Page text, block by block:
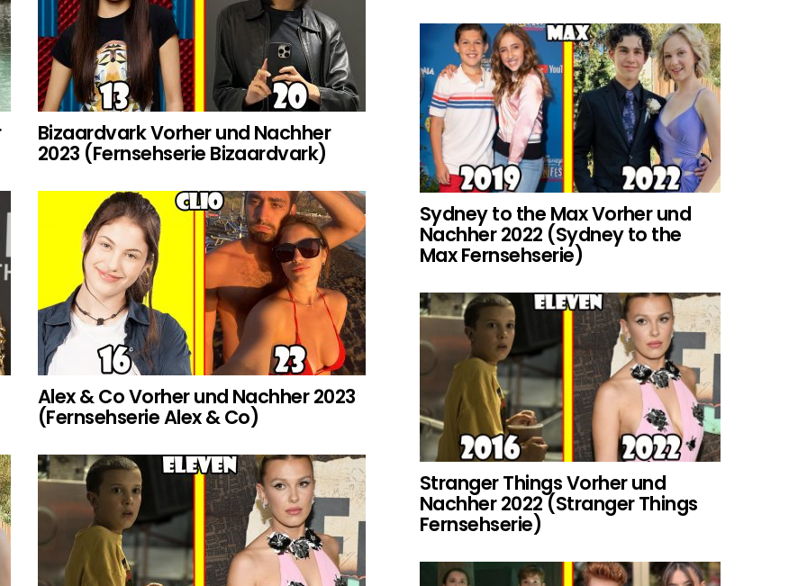
Bizaardvark Vorher und Nachher
2023 (Fernsehserie Bizaardvark)
Alex & Co Vorher und Nachher 2023
(Fernsehserie Alex & Co)
Sydney to the Max Vorher und
Nachher 2022 (Sydney to the
Max Fernsehserie)
Stranger Things Vorher und
Nachher 2022 (Stranger Things
Fernsehserie)